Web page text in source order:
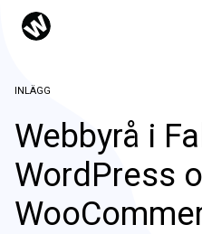
INLÄGG
Webbyrå i
WordPress